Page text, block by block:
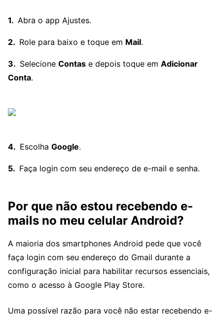
Abra o app Ajustes.
Role para baixo e toque em Mail.
Selecione Contas e depois toque em Adicionar
Conta.
Escolha Google.
Faça login com seu endereço de e-mail e senha.
Por que não estou recebendo e-
mails no meu celular Android?
A maioria dos smartphones Android pede que você
faça login com seu endereço do Gmail durante a
configuração inicial para habilitar recursos essenciais,
como o acesso à Google Play Store.
Uma possível razão para você não estar recebendo e-